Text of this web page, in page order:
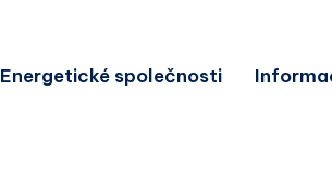
Energetické společnosti